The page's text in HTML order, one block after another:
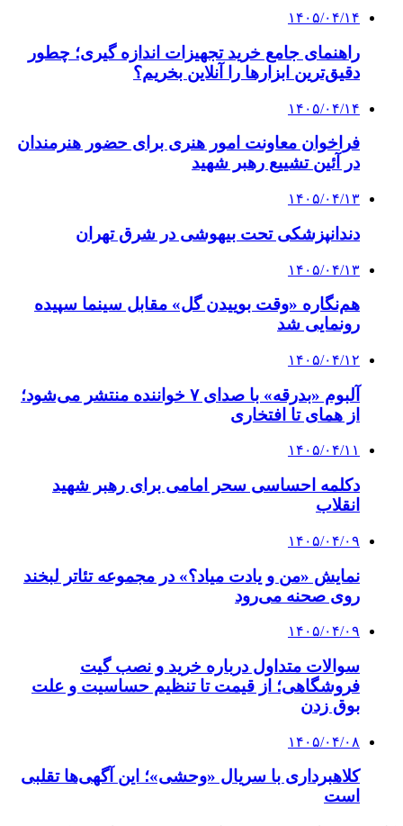
۱۴۰۵/۰۴/۱۴
راهنمای جامع خرید تجهیزات اندازه گیری؛ چطور
دقیق‌ترین ابزارها را آنلاین بخریم؟
۱۴۰۵/۰۴/۱۴
فراخوان معاونت امور هنری برای حضور هنرمندان
در آئین تشییع رهبر شهید
۱۴۰۵/۰۴/۱۳
دندانپزشکی تحت بیهوشی در شرق تهران
۱۴۰۵/۰۴/۱۳
هم‌نگاره «وقت بوییدن گل» مقابل سینما سپیده
رونمایی شد
۱۴۰۵/۰۴/۱۲
آلبوم «بدرقه» با صدای ۷ خواننده منتشر می‌شود؛
از همای تا افتخاری
۱۴۰۵/۰۴/۱۱
دکلمه‌ احساسی سحر امامی برای رهبر شهید
انقلاب
۱۴۰۵/۰۴/۰۹
نمایش «من و یادت میاد؟» در مجموعه تئاتر لبخند
روی صحنه می‌رود
۱۴۰۵/۰۴/۰۹
سوالات متداول درباره خرید و نصب گیت
فروشگاهی؛ از قیمت تا تنظیم حساسیت و علت
بوق زدن
۱۴۰۵/۰۴/۰۸
کلاهبرداری با سریال «وحشی»؛ این آگهی‌ها تقلبی
است